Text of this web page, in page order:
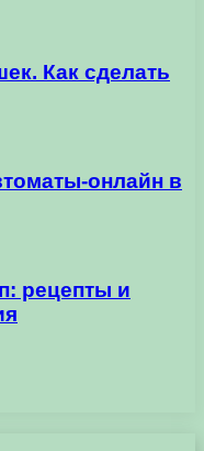
Как сделать
онлайн в
рецепты и